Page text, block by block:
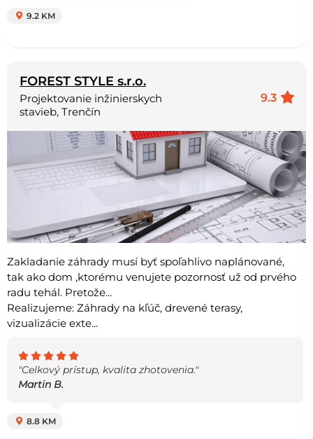
9.2 KM
FOREST STYLE s.r.o.
9.3
Projektovanie inžinierskych
stavieb, Trenčín
Zakladanie záhrady musí byť spoľahlivo naplánované,
tak ako dom ,ktorému venujete pozornosť už od prvého
radu tehál. Pretože...
Realizujeme: Záhrady na kľúč, drevené terasy,
vizualizácie exte...
"Celkový prístup, kvalita zhotovenia."
Martin B.
8.8 KM